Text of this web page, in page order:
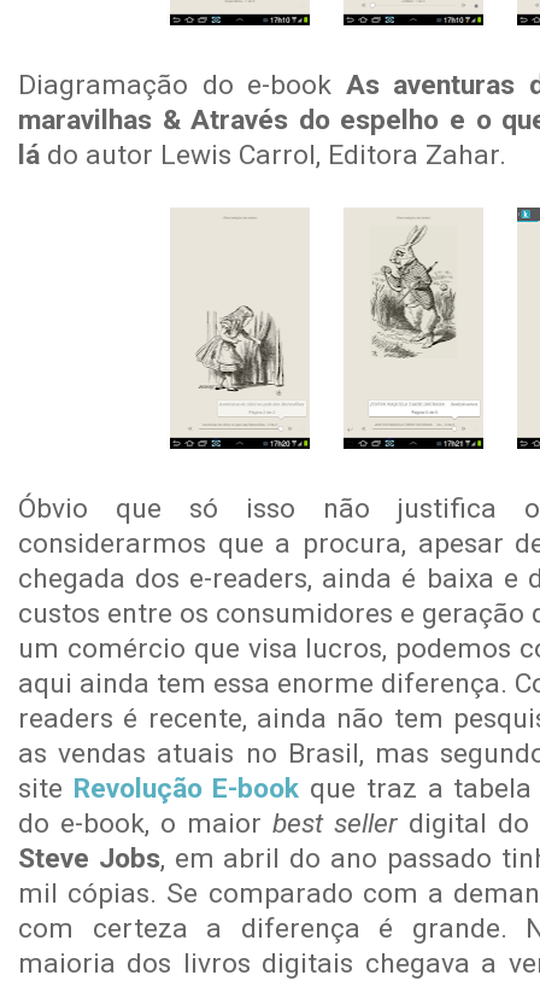
Diagramação do e-book As aventuras
maravilhas & Através do espelho e o
lá do autor Lewis Carrol, Editora Zahar.
Óbvio que só isso não justifica
considerarmos que a procura, apesar
chegada dos e-readers, ainda é baixa e
custos entre os consumidores e geração
um comércio que visa lucros, podemos
aqui ainda tem essa enorme diferença.
readers é recente, ainda não tem
as vendas atuais no Brasil, mas
site Revolução E-book que traz a
do e-book, o maior best seller digital
Steve Jobs, em abril do ano passado
mil cópias. Se comparado com a
com certeza a diferença é grande.
maioria dos livros digitais chegava a